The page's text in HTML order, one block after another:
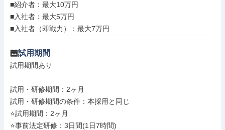
■紹介者：最大10万円
■入社者：最大5万円
■入社者（即戦力）：最大7万円
試用期間
試用期間あり
試用・研修期間：2ヶ月
試用・研修期間の条件：本採用と同じ
⭐試用期間：2ヶ月
⭐事前法定研修：3日間(1日7時間)